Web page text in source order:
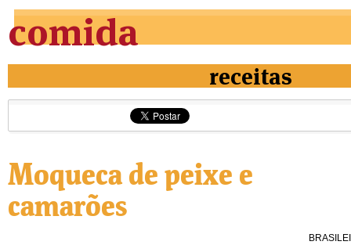
comida
receitas
Moqueca de peixe e
camarões